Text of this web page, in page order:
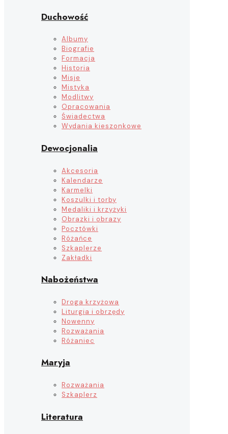
Duchowość
Albumy
Biografie
Formacja
Historia
Misje
Mistyka
Modlitwy
Opracowania
Świadectwa
Wydania kieszonkowe
Dewocjonalia
Akcesoria
Kalendarze
Karmelki
Koszulki i torby
Medaliki i krzyżyki
Obrazki i obrazy
Pocztówki
Różańce
Szkaplerze
Zakładki
Nabożeństwa
Droga krzyżowa
Liturgia i obrzędy
Nowenny
Rozważania
Różaniec
Maryja
Rozważania
Szkaplerz
Literatura